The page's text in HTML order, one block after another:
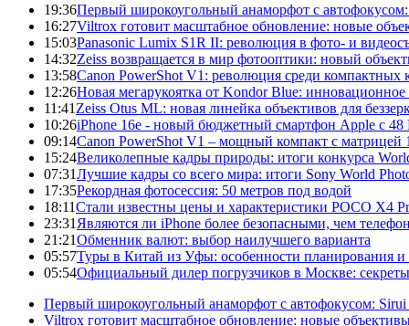
19:36Первый широкоугольный анаморфот с
16:27Viltrox готовит масштабное обновление: новые
15:03Panasonic Lumix S1R II: революция в фото- и
14:32Zeiss возвращается в мир фотооптики: новый
13:58Canon PowerShot V1: революция среди компактных
12:26Новая мегарукоятка от Kondor Blue:
11:41 Zeiss Otus ML: новая линейка объективов для
10:26iPhone 16e - новый бюджетный смартфон Apple с
09:14Canon PowerShot V1 – мощный компакт с
15:24Великолепные кадры природы: итоги конкурса
07:31Лучшие кадры со всего мира: итоги Sony World
17:35Рекордная фотосессия: 50 метров под водой
18:11Стали известны цены и характеристики POCO X4
23:31 Являются ли iPhone более безопасными, чем
21:21Обменник валют: выбор наилучшего варианта
05:57Туры в Китай из Уфы: особенности планирования
05:54Официальный дилер погрузчиков в Москве:
Первый широкоугольный анаморфот с автофокусом:
Viltrox готовит масштабное обновление: новые